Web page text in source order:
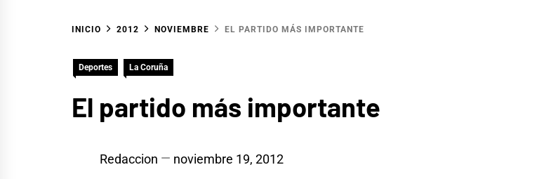
INICIO 2012 NOVIEMBRE EL PARTIDO MÁS IMPORTANTE
Deportes La Coruña
El partido más importante
Redaccion noviembre 19, 2012